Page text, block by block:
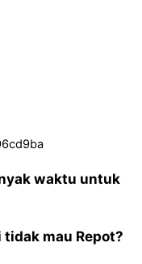
waktu untuk
mau Repot?